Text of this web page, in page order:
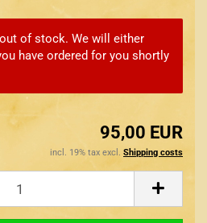
of stock. We will either
have ordered for you shortly
95,00 EUR
incl. 19% tax excl. Shipping costs